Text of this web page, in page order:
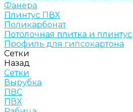
Фанера
Плинтус ПВХ
Поликарбонат
Потолочная плитка и плинтус
Профиль для гипсокартона
Сетки
Назад
Сетки
Вырубка
ПВС
ПВХ